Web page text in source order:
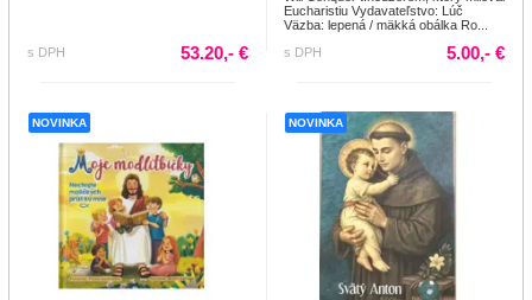
s DPH 53.20,- €
Eucharistiu Vydavateľstvo: Lúč
Väzba: lepená / mäkká obálka Ro...
s DPH
5.00,- €
NOVINKA NOVINKA